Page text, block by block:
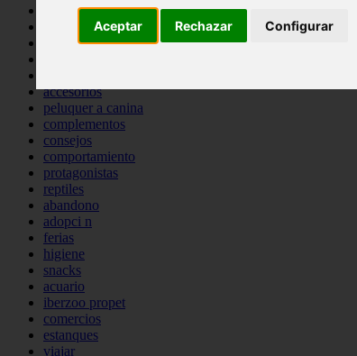
Aceptar Rechazar Configurar
bienestar
peque os mam feros
verano
accesorios
peluquer a canina
complementos
consejos
comportamiento
protagonistas
reptiles
abandono
adopci n
ferias
higiene
snacks
acuario
iberzoo propet
comercios
estanques
viajar